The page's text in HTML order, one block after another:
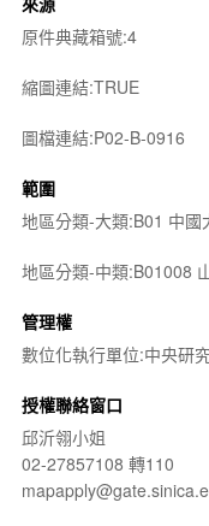
原件典藏箱號:4
縮圖連結:TRUE
圖檔連結:P02-B-0916
範圍
地區分類-大類:B01 中國
地區分類-中類:B01008
管理權
數位化執行單位:中央研
授權聯絡窗口
邱沂翎小姐
02-27857108 轉110